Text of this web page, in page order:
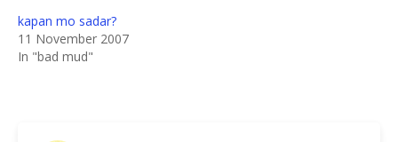
kapan mo sadar?
11 November 2007
In "bad mud"